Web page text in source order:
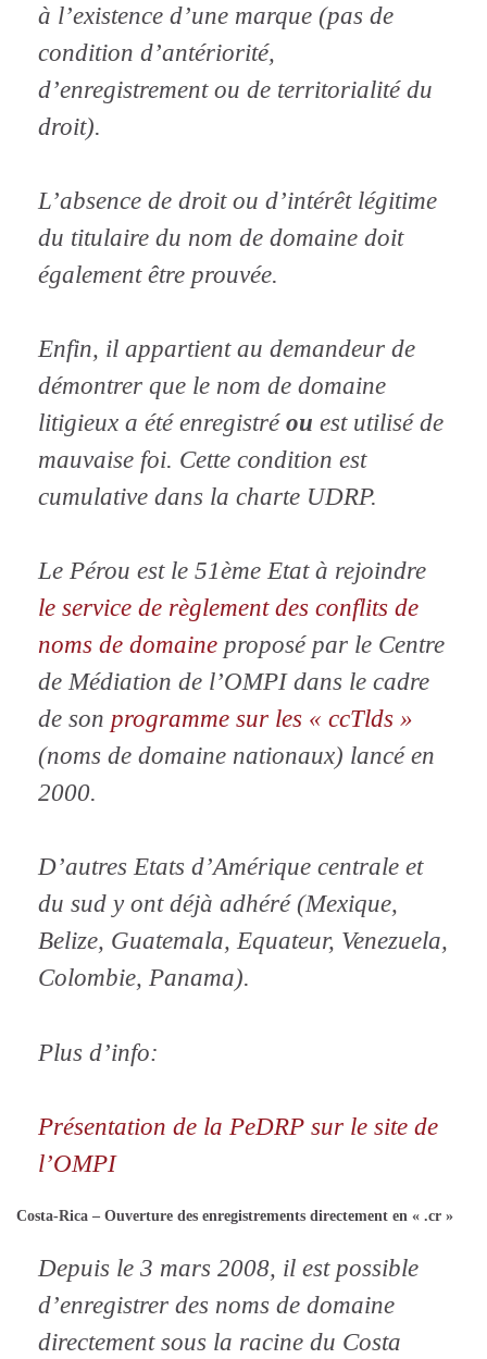
à l’existence d’une marque (pas de
condition d’antériorité,
d’enregistrement ou de territorialité du
droit).
L’absence de droit ou d’intérêt légitime
du titulaire du nom de domaine doit
également être prouvée.
Enfin, il appartient au demandeur de
démontrer que le nom de domaine
litigieux a été enregistré ou est utilisé de
mauvaise foi. Cette condition est
cumulative dans la charte UDRP.
Le Pérou est le 51ème Etat à rejoindre
le service de règlement des conflits de
noms de domaine proposé par le Centre
de Médiation de l’OMPI dans le cadre
de son programme sur les « ccTlds »
(noms de domaine nationaux) lancé en
2000.
D’autres Etats d’Amérique centrale et
du sud y ont déjà adhéré (Mexique,
Belize, Guatemala, Equateur, Venezuela,
Colombie, Panama).
Plus d’info:
Présentation de la PeDRP sur le site de
l’OMPI
Costa-Rica – Ouverture des enregistrements directement en « .cr »
Depuis le 3 mars 2008, il est possible
d’enregistrer des noms de domaine
directement sous la racine du Costa